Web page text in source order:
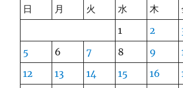
日
月 火 水 木
1
2
5
6 7 8 9
12
13 14 15 16